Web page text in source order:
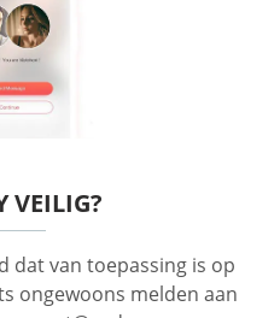
VEILIG?
dat van toepassing is op
ongewoons melden aan